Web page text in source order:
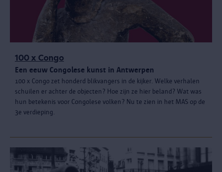
100 x Congo
Een eeuw Congolese kunst in Antwerpen
100 x Congo zet honderd blikvangers in de kijker. Welke verhalen
schuilen er achter de objecten? Hoe zijn ze hier beland? Wat was
hun betekenis voor Congolese volken? Nu te zien in het MAS op de
3e verdieping.